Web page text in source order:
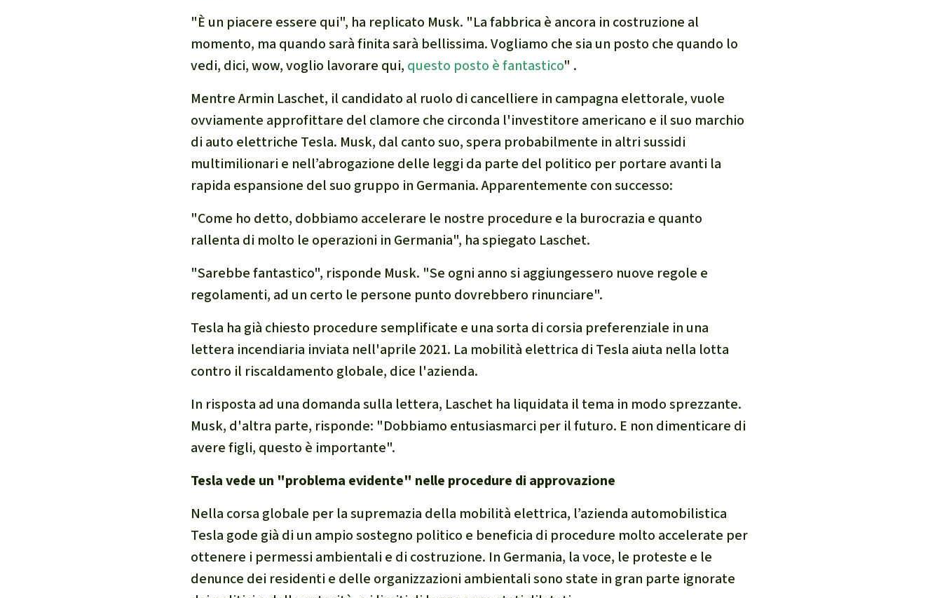
"È un piacere essere qui", ha replicato Musk. "La fabbrica è ancora in costruzione al
momento, ma quando sarà finita sarà bellissima. Vogliamo che sia un posto che quando lo
vedi, dici, wow, voglio lavorare qui, questo posto è fantastico" .
Mentre Armin Laschet, il candidato al ruolo di cancelliere in campagna elettorale, vuole
ovviamente approfittare del clamore che circonda l'investitore americano e il suo marchio
di auto elettriche Tesla. Musk, dal canto suo, spera probabilmente in altri sussidi
multimilionari e nell’abrogazione delle leggi da parte del politico per portare avanti la
rapida espansione del suo gruppo in Germania. Apparentemente con successo:
"Come ho detto, dobbiamo accelerare le nostre procedure e la burocrazia e quanto
rallenta di molto le operazioni in Germania", ha spiegato Laschet.
"Sarebbe fantastico", risponde Musk. "Se ogni anno si aggiungessero nuove regole e
regolamenti, ad un certo le persone punto dovrebbero rinunciare".
Tesla ha già chiesto procedure semplificate e una sorta di corsia preferenziale in una
lettera incendiaria inviata nell'aprile 2021. La mobilità elettrica di Tesla aiuta nella lotta
contro il riscaldamento globale, dice l'azienda.
In risposta ad una domanda sulla lettera, Laschet ha liquidata il tema in modo sprezzante.
Musk, d'altra parte, risponde: "Dobbiamo entusiasmarci per il futuro. E non dimenticare di
avere figli, questo è importante".
Tesla vede un "problema evidente" nelle procedure di approvazione
Nella corsa globale per la supremazia della mobilità elettrica, l’azienda automobilistica
Tesla gode già di un ampio sostegno politico e beneficia di procedure molto accelerate per
ottenere i permessi ambientali e di costruzione. In Germania, la voce, le proteste e le
denunce dei residenti e delle organizzazioni ambientali sono state in gran parte ignorate